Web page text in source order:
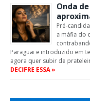
Onda
Pré-
a máfia do
Paraguai e introduzido em
agora quer subir de
DECIFRE ESSA »